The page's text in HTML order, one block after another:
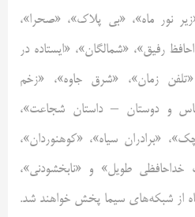
«تکاپو»، «1992»، «زیر نور ماه»، «بی پلاک»، «صحرا»،
رفیق»، «شمالگان»، «ایستاده در
زمان»، «شرق جاوه»، «زخم
و دوستان – داستان شجاعت»،
«برادران سیاه»، «کوهنوردان»،
طویل» و «نابخشودنی»،